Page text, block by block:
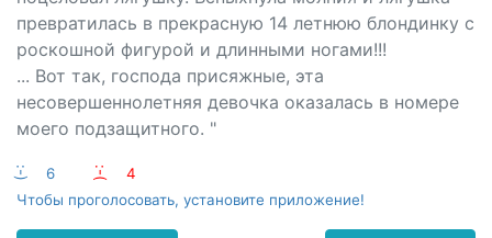
превратилась в прекрасную 14 летнюю блондинку с
роскошной фигурой и длинными ногами!!!
... Вот так, господа присяжные, эта
несовершеннолетняя девочка оказалась в номере
моего подзащитного. "
:-) 6 :-(
4
Чтобы проголосовать, установите приложение!